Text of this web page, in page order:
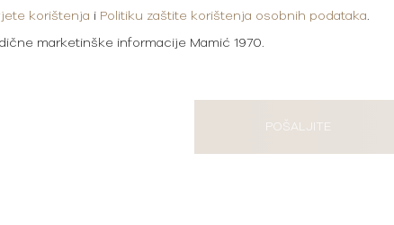
korištenja i Politiku zaštite korištenja osobnih podataka.
marketinške informacije Mamić 1970.
POŠALJITE